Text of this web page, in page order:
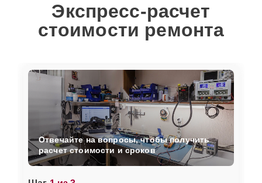
Экспресс-расчет
стоимости ремонта
Отвечайте на вопросы, чтобы получить
расчет стоимости и сроков